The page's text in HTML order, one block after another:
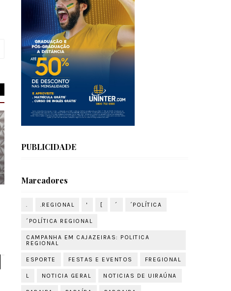
PUBLICIDADE
Marcadores
. .REGIONAL ' [ ´ ´POLÍTICA
´POLÍTICA REGIONAL
CAMPANHA EM CAJAZEIRAS: POLITICA
REGIONAL
ESPORTE FESTAS E EVENTOS FREGIONAL
L NOTICIA GERAL NOTICIAS DE UIRAÚNA